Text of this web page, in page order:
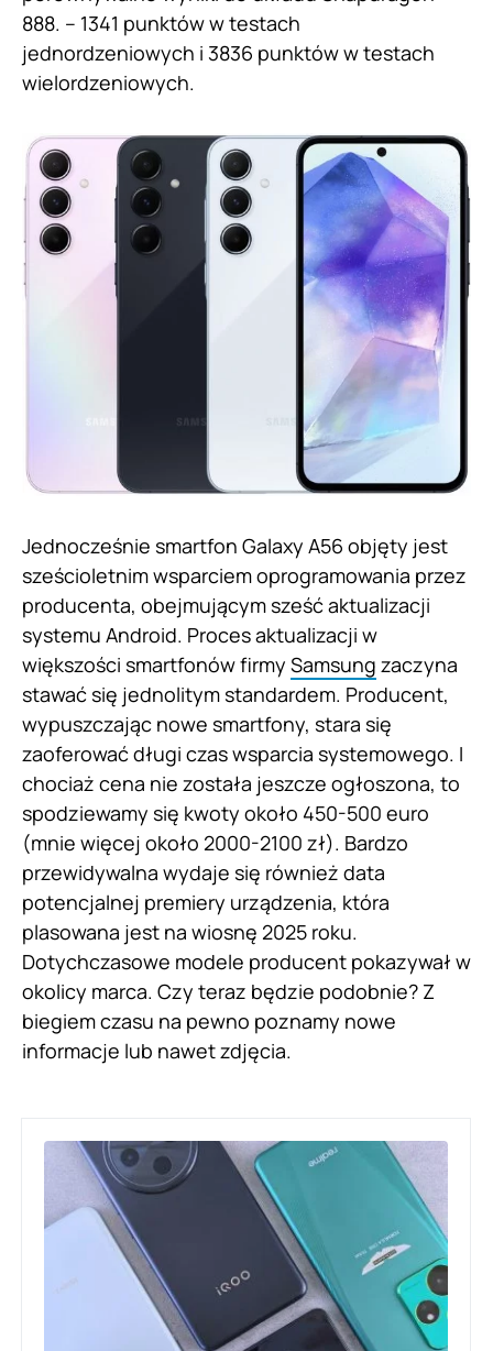
888. – 1341 punktów w testach
jednordzeniowych i 3836 punktów w testach
wielordzeniowych.
Jednocześnie smartfon Galaxy A56 objęty jest
sześcioletnim wsparciem oprogramowania przez
producenta, obejmującym sześć aktualizacji
systemu Android. Proces aktualizacji w
większości smartfonów firmy Samsung zaczyna
stawać się jednolitym standardem. Producent,
wypuszczając nowe smartfony, stara się
zaoferować długi czas wsparcia systemowego. I
chociaż cena nie została jeszcze ogłoszona, to
spodziewamy się kwoty około 450-500 euro
(mnie więcej około 2000-2100 zł). Bardzo
przewidywalna wydaje się również data
potencjalnej premiery urządzenia, która
plasowana jest na wiosnę 2025 roku.
Dotychczasowe modele producent pokazywał w
okolicy marca. Czy teraz będzie podobnie? Z
biegiem czasu na pewno poznamy nowe
informacje lub nawet zdjęcia.